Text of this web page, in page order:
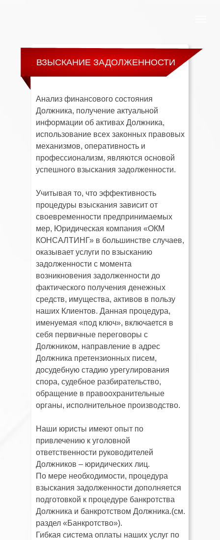
Анализ финансового состояния
Должника, получение актуальной
информации об активах Должника,
использование всех законных правовых
механизмов, оперативность и
профессионализм, являются основой
успешного взыскания задолженности.
Учитывая то, что эффективность
процедуры взыскания зависит от
своевременности предпринимаемых
мер, Юридическая компания «ОКМ
КОНСАЛТИНГ» в большинстве случаев,
оказывает услуги по взысканию
задолженности с момента
возникновения задолженности до
фактического получения денежных
средств, имущества, активов в пользу
наших Клиентов. Данная процедура,
именуемая «под ключ», включается в
себя первичные переговоры с
Должником, направление в адрес
Должника претензионных писем,
досудебную стадию урегулирования
спора, судебное разбирательство,
обращение в правоохранительные
органы, исполнительное производство.
Наши юристы имеют опыт по
привлечению к уголовной
ответственности руководителей
Должников – юридических лиц.
По мере необходимости, процедура
взыскания задолженности дополняется
подготовкой к процедуре банкротства
Должника и банкротством Должника.(см.
раздел «Банкротство»).
Гибкая система оплаты наших услуг по
ВЗЫСКАНИЕ ЗАДОЛЖЕННОСТИ